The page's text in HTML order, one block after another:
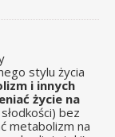
i innych
życie na
bez
metabolizm na